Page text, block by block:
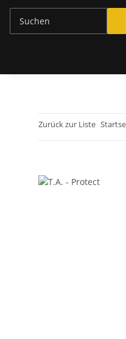
Zurück zur Liste